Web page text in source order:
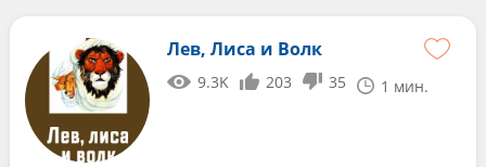
Лев, Лиса и Волк
9.3K 203 35 1 мин.